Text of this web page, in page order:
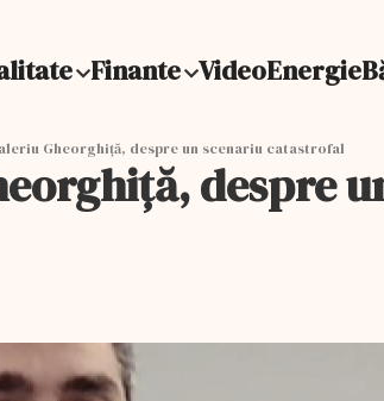
Finante VideoEnergie
Gheorghiță, despre un scenariu catastrofal
despre